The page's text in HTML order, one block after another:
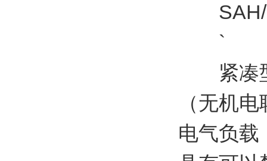
SAH/S
`
紧凑型
（无机
电气负载